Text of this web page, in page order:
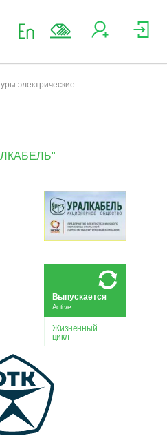
электрические
Жизненный
цикл
Active
Выпускается